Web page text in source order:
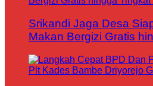
Srikandi Jaga Desa
Makan Bergizi Gratis